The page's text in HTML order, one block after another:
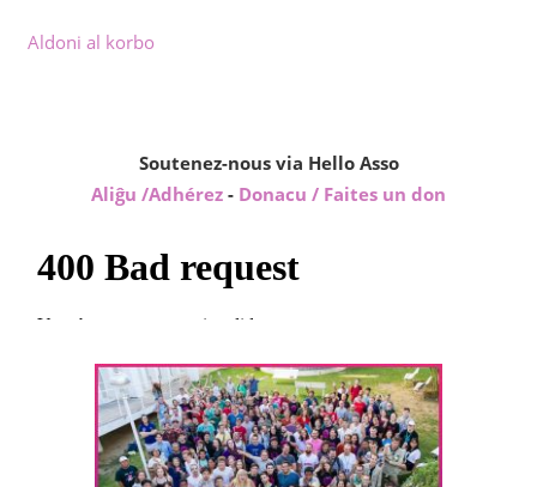
Aldoni al korbo
Soutenez-nous via Hello Asso
Aliĝu /Adhérez - Donacu / Faites un don